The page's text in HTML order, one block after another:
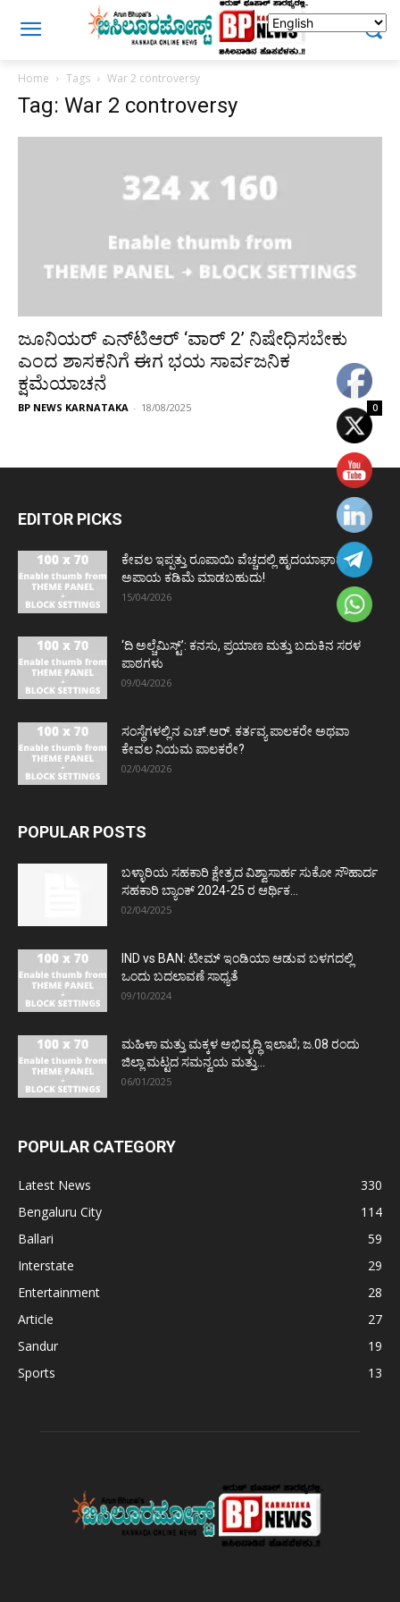
Home Tags War 2 controversy
Tag: War 2 controversy
ಜೂನಿಯರ್ ಎನ್‌ಟಿಆರ್ ‘ವಾರ್ 2’ ನಿಷೇಧಿಸಬೇಕು
ಎಂದ ಶಾಸಕನಿಗೆ ಈಗ ಭಯ ಸಾರ್ವಜನಿಕ
ಕ್ಷಮೆಯಾಚನೆ
BP NEWS KARNATAKA - 18/08/2025 0
EDITOR PICKS
ಕೇವಲ ಇಪ್ಪತ್ತು ರೂಪಾಯಿ ವೆಚ್ಚದಲ್ಲಿ ಹೃದಯಾಘಾತದ
ಅಪಾಯ ಕಡಿಮೆ ಮಾಡಬಹುದು!
15/04/2026
‘ದಿ ಅಲ್ಚೆಮಿಸ್ಟ್’: ಕನಸು, ಪ್ರಯಾಣ ಮತ್ತು ಬದುಕಿನ ಸರಳ
ಪಾಠಗಳು
09/04/2026
ಸಂಸ್ಥೆಗಳಲ್ಲಿನ ಎಚ್.ಆರ್. ಕರ್ತವ್ಯ ಪಾಲಕರೇ ಅಥವಾ
ಕೇವಲ ನಿಯಮ ಪಾಲಕರೇ?
02/04/2026
POPULAR POSTS
ಬಳ್ಳಾರಿಯ ಸಹಕಾರಿ ಕ್ಷೇತ್ರದ ವಿಶ್ವಾಸಾರ್ಹ ಸುಕೋ ಸೌಹಾರ್ದ
ಸಹಕಾರಿ ಬ್ಯಾಂಕ್ 2024-25 ರ ಆರ್ಥಿಕ...
02/04/2025
IND vs BAN: ಟೀಮ್ ಇಂಡಿಯಾ ಆಡುವ ಬಳಗದಲ್ಲಿ
ಒಂದು ಬದಲಾವಣೆ ಸಾಧ್ಯತೆ
09/10/2024
ಮಹಿಳಾ ಮತ್ತು ಮಕ್ಕಳ ಅಭಿವೃದ್ಧಿ ಇಲಾಖೆ; ಜ.08 ರಂದು
ಜಿಲ್ಲಾ ಮಟ್ಟದ ಸಮನ್ವಯ ಮತ್ತು...
06/01/2025
POPULAR CATEGORY
Latest News
330
Bengaluru City
114
Ballari
59
Interstate
29
Entertainment
28
Article
27
Sandur
19
Sports
13